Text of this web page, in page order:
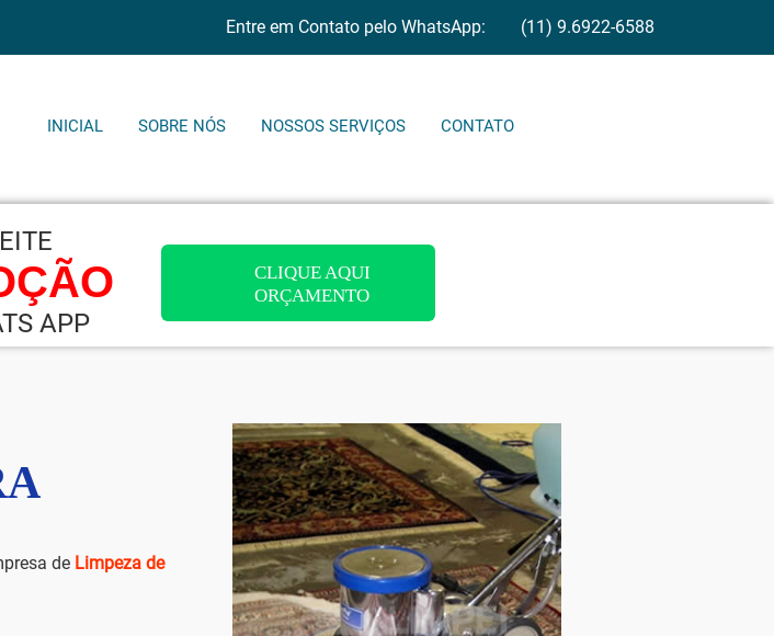
Entre em Contato pelo WhatsApp: (11) 9.6922-6588
INICIAL SOBRE NÓS NOSSOS SERVIÇOS CONTATO
APP
CLIQUE AQUI
ORÇAMENTO
de Limpeza de